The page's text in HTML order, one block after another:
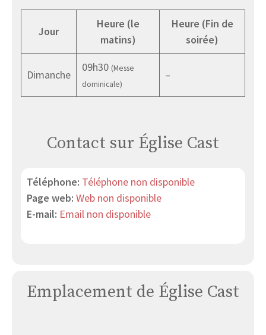
Jour
Heure (le
matins)
Heure (Fin de
soirée)
Dimanche
09h30 (Messe
dominicale)
–
Contact sur Église Cast
Téléphone: Téléphone non disponible
Page web: Web non disponible
E-mail: Email non disponible
Emplacement de Église Cast